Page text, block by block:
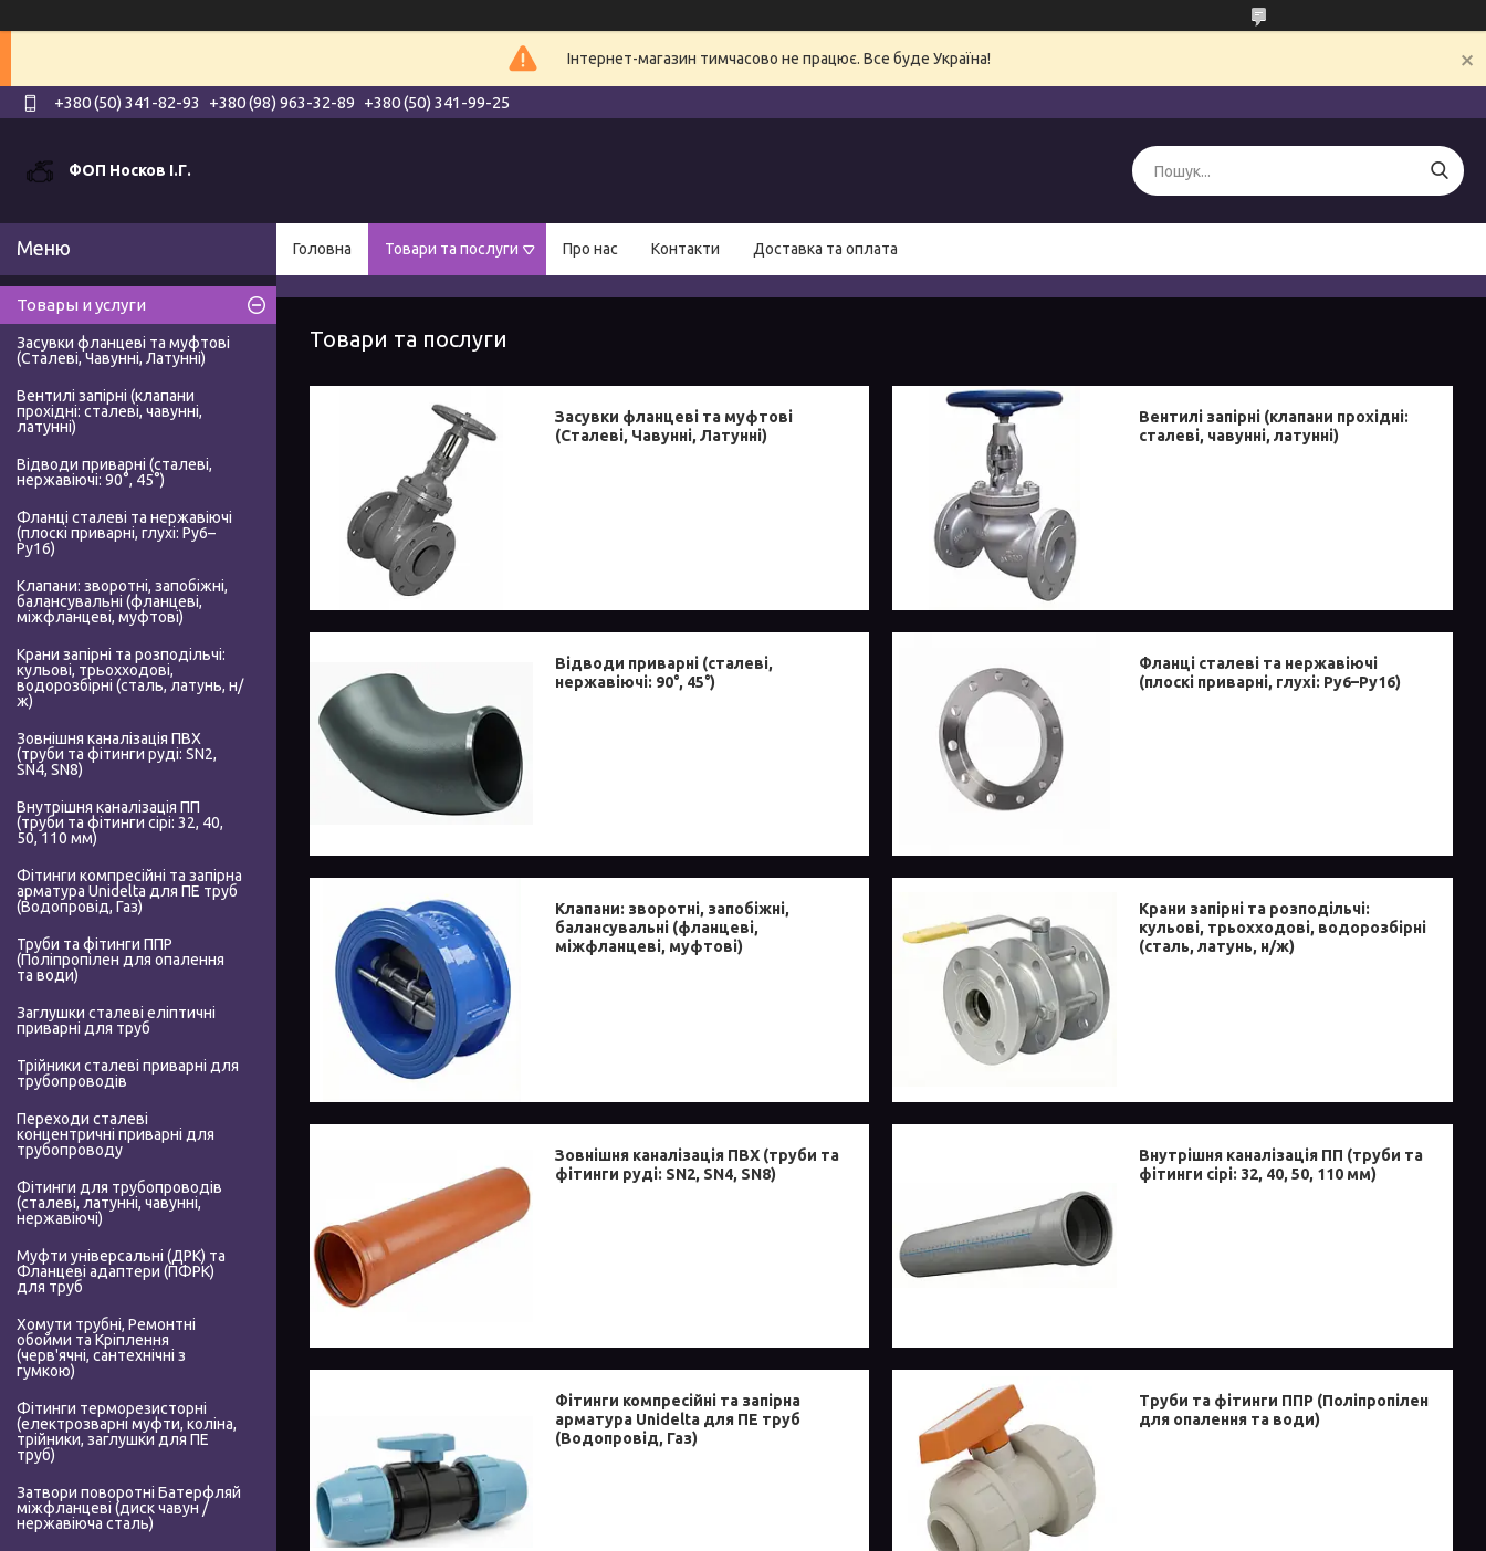
Інтернет-магазин тимчасово не працює. Все буде Україна!
+380 (50) 341-82-93 +380 (98) 963-32-89 +380 (50) 341-99-25
ФОП Носков І.Г.
Головна Товари та послуги Про нас Контакти Доставка та оплата
Товари та послуги
Засувки фланцеві та муфтові
(Сталеві, Чавунні, Латунні)
Вентилі запірні (клапани прохідні:
сталеві, чавунні, латунні)
Відводи приварні (сталеві,
нержавіючі: 90°, 45°)
Фланці сталеві та нержавіючі
(плоскі приварні, глухі: Ру6–Ру16)
Клапани: зворотні, запобіжні,
балансувальні (фланцеві,
міжфланцеві, муфтові)
Крани запірні та розподільчі:
кульові, трьохходові, водорозбірні
(сталь, латунь, н/ж)
Зовнішня каналізація ПВХ (труби та
фітинги руді: SN2, SN4, SN8)
Внутрішня каналізація ПП (труби та
фітинги сірі: 32, 40, 50, 110 мм)
Фітинги компресійні та запірна
арматура Unidelta для ПЕ труб
(Водопровід, Газ)
Труби та фітинги ППР (Поліпропілен
для опалення та води)
Товары и услуги
Засувки фланцеві та муфтові
(Сталеві, Чавунні, Латунні)
Вентилі запірні (клапани
прохідні: сталеві, чавунні,
латунні)
Відводи приварні (сталеві,
нержавіючі: 90°, 45°)
Фланці сталеві та нержавіючі
(плоскі приварні, глухі: Ру6–
Ру16)
Клапани: зворотні, запобіжні,
балансувальні (фланцеві,
міжфланцеві, муфтові)
Крани запірні та розподільчі:
кульові, трьохходові,
водорозбірні (сталь, латунь, н/
ж)
Зовнішня каналізація ПВХ
(труби та фітинги руді: SN2,
SN4, SN8)
Внутрішня каналізація ПП
(труби та фітинги сірі: 32, 40,
50, 110 мм)
Фітинги компресійні та запірна
арматура Unidelta для ПЕ труб
(Водопровід, Газ)
Труби та фітинги ППР
(Поліпропілен для опалення
та води)
Заглушки сталеві еліптичні
приварні для труб
Трійники сталеві приварні для
трубопроводів
Переходи сталеві
концентричні приварні для
трубопроводу
Фітинги для трубопроводів
(сталеві, латунні, чавунні,
нержавіючі)
Муфти універсальні (ДРК) та
Фланцеві адаптери (ПФРК)
для труб
Хомути трубні, Ремонтні
обойми та Кріплення
(черв'ячні, сантехнічні з
гумкою)
Фітинги терморезисторні
(електрозварні муфти, коліна,
трійники, заглушки для ПЕ
труб)
Затвори поворотні Батерфляй
міжфланцеві (диск чавун /
нержавіюча сталь)